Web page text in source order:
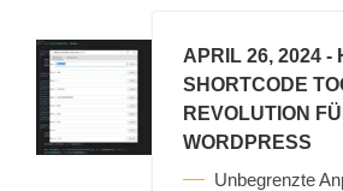
APRIL 26, 2024 -
SHORTCODE
REVOLUTION
WORDPRESS
Unbegrenzte